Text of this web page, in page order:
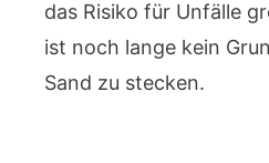
das Risiko für Unfälle
ist noch lange kein
Sand zu stecken.